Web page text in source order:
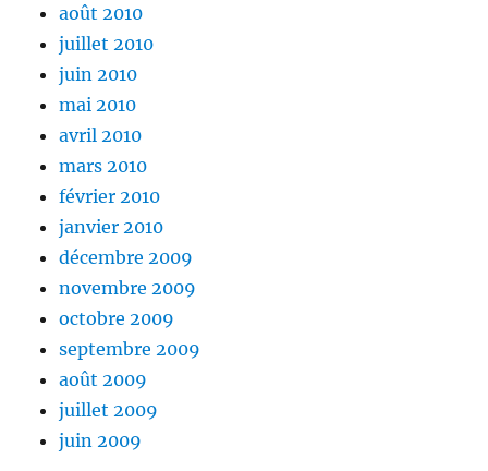
août 2010
juillet 2010
juin 2010
mai 2010
avril 2010
mars 2010
février 2010
janvier 2010
décembre 2009
novembre 2009
octobre 2009
septembre 2009
août 2009
juillet 2009
juin 2009